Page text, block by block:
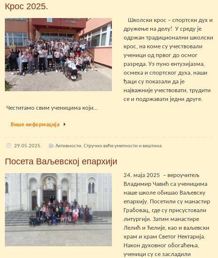
Крос 2025.
Школски крос – спортски дух и
дружење на делу! У среду је
одржан традиционални школски
крос, на коме су учествовали
ученици од првог до осмог
разреда. Уз пуно ентузијазма,
осмеха и спортског духа, наши
ђаци су показали да је
најважније учествовати, трудити
се и подржавати једни друге.
Честитамо свим ученицима који…
Више информација
29.05.2025. Активности,Стручно веће уметности и вештина
Посета Ваљевској епархији
24. маја 2025 – вероучитељ
Владимир Чавић са ученицима
наше школе обишао Ваљевску
епархију. Посетили су манастир
Грабовац, где су присустовали
литургији. Затим манастире
Лелић и Ћелије, као и ваљевски
храм и храм Светог Нектарија.
Након духовног обогаћења,
ученици су се засладили